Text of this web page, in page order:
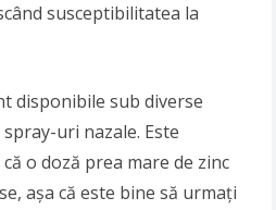
susceptibilitatea la
disponibile sub diverse
uri nazale. Este
o doză prea mare de zinc
așa că este bine să urmați